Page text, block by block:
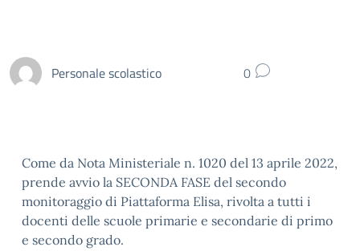
Personale scolastico 0
Come da Nota Ministeriale n. 1020 del 13 aprile 2022,
prende avvio la SECONDA FASE del secondo
monitoraggio di Piattaforma Elisa, rivolta a tutti i
docenti delle scuole primarie e secondarie di primo
e secondo grado.